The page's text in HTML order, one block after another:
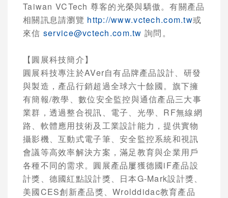
Taiwan VCTech 尊客的光榮與驕傲。有關產品
相關訊息請瀏覽 http://www.vctech.com.tw或
來信 service@vctech.com.tw 詢問。
【圓展科技簡介】
圓展科技專注於AVer自有品牌產品設計、研發
與製造，產品行銷超過全球六十餘國。旗下擁
有簡報/教學、數位安全監控與通信產品三大事
業群，透過整合視訊、電子、光學、 RF無線網
路、軟體應用技術及工業設計能力，提供實物
攝影機、互動式電子筆、安全監控系統和視訊
會議等高效率解決方案，滿足教育與企業用戶
各種不同的需求。圓展產品屢獲德國iF產品設
計獎、德國紅點設計獎、日本G-Mark設計獎、
美國CES創新產品獎、Wrolddidac教育產品